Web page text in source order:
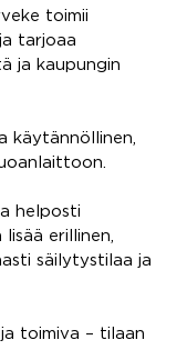
toimii
tarjoaa
ja kaupungin
käytännöllinen,
helposti
erillinen,
säilytystilaa ja
toimiva – tilaan